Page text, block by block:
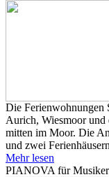
Die Ferienwohnungen
Aurich, Wiesmoor und
mitten im Moor. Die
und zwei
Mehr lesen
PIANOVA für Musiker